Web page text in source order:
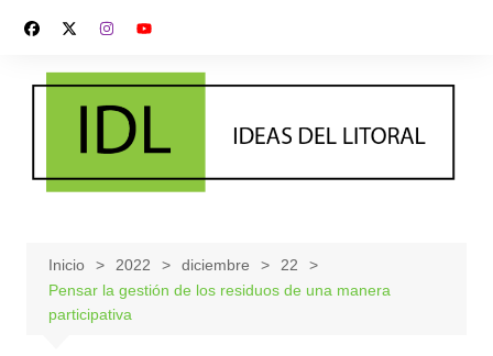
contenido
Inicio 2022 diciembre
22
Pensar la gestión de los residuos de una manera
participativa